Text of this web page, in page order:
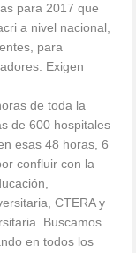
para 2017 que
a nivel nacional,
para
Exigen
de toda la
de 600 hospitales
esas 48 horas, 6
confluir con la
CTERA y
Buscamos
en todos los